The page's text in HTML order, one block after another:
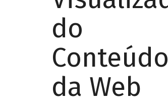
do
Conteúdo
da Web